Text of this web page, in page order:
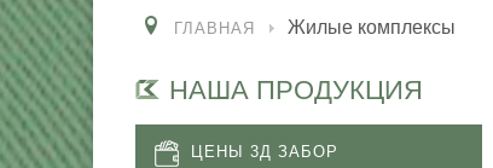
ГЛАВНАЯ Жилые комплексы
НАША ПРОДУКЦИЯ
ЦЕНЫ 3Д ЗАБОР